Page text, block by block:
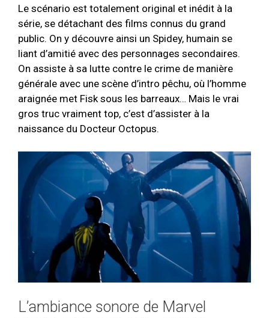
Le scénario est totalement original et inédit à la
série, se détachant des films connus du grand
public. On y découvre ainsi un Spidey, humain se
liant d’amitié avec des personnages secondaires.
On assiste à sa lutte contre le crime de manière
générale avec une scène d’intro pêchu, où l’homme
araignée met Fisk sous les barreaux… Mais le vrai
gros truc vraiment top, c’est d’assister à la
naissance du Docteur Octopus.
L’ambiance sonore de Marvel